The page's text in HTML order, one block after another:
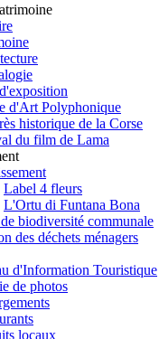
d'Art Polyphonique
historique de la Corse
du film de Lama
Label 4 fleurs
L'Ortu di Funtana Bona
biodiversité communale
des déchets ménagers
d'Information Touristique
de photos
locaux